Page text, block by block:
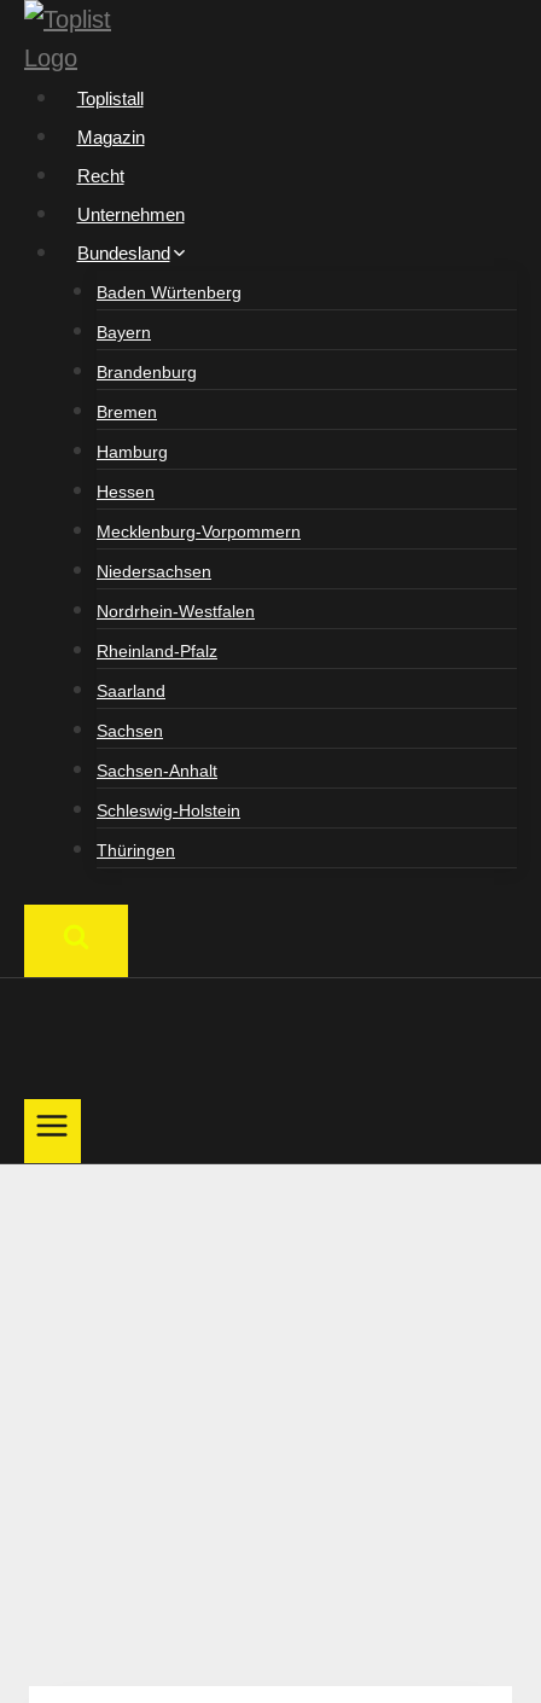
Zum
Inhalt
springenToplistall
Magazin
Recht
Unternehmen
Bundesland
Baden Würtenberg
Bayern
Brandenburg
Bremen
Hamburg
Hessen
Mecklenburg-Vorpommern
Niedersachsen
Nordrhein-Westfalen
Rheinland-Pfalz
Saarland
Sachsen
Sachsen-Anhalt
Schleswig-Holstein
Thüringen